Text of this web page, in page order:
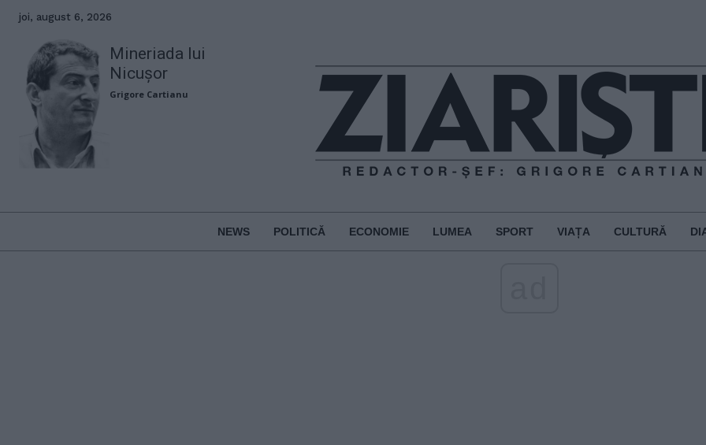
joi, august 6, 2026
Mineriada lui
Nicușor
Grigore Cartianu
NEWS POLITICĂ ECONOMIE LUMEA SPORT VIAȚA CULTURĂ